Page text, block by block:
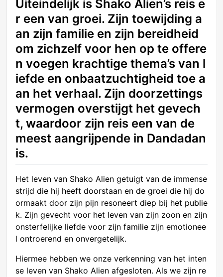
Uiteindelijk is Shako Alien’s reis e
r een van groei. Zijn toewijding a
an zijn familie en zijn bereidheid
om zichzelf voor hen op te offere
n voegen krachtige thema’s van l
iefde en onbaatzuchtigheid toe a
an het verhaal. Zijn doorzettings
vermogen overstijgt het gevech
t, waardoor zijn reis een van de
meest aangrijpende in Dandadan
is.
Het leven van Shako Alien getuigt van de immense
strijd die hij heeft doorstaan en de groei die hij do
ormaakt door zijn pijn resoneert diep bij het publie
k. Zijn gevecht voor het leven van zijn zoon en zijn
onsterfelijke liefde voor zijn familie zijn emotionee
l ontroerend en onvergetelijk.
Hiermee hebben we onze verkenning van het inten
se leven van Shako Alien afgesloten. Als we zijn re